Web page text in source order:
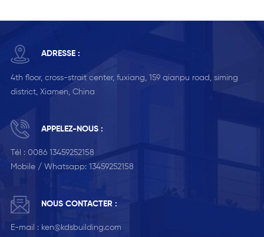
ADRESSE :
4th floor, cross-strait center, fuxiang, 159 qianpu road, siming
district, Xiamen, China
APPELEZ-NOUS :
Tél : 0086 13459252158
Mobile / Whatsapp: 13459252158
NOUS CONTACTER :
E-mail : ken@kdsbuilding.com